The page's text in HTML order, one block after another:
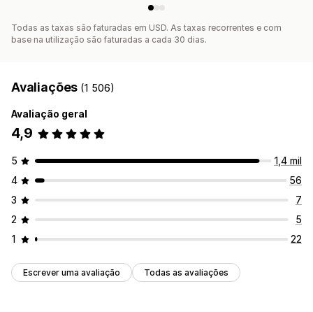
Todas as taxas são faturadas em USD. As taxas recorrentes e com
base na utilização são faturadas a cada 30 dias.
Avaliações (1 506)
Avaliação geral
4,9
5
1,4 mil
4
56
3
7
2
5
1
22
Escrever uma avaliação Todas as avaliações